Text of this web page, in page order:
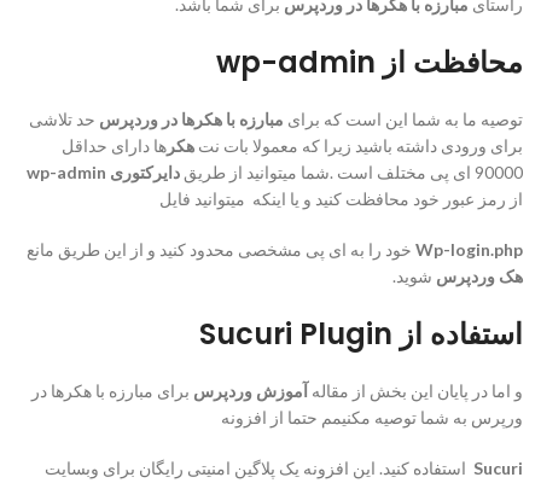
راستای مبارزه با هکرها در وردپرس برای شما باشد.
محافظت از wp-admin
توصیه ما به شما این است که برای مبارزه با هکرها در وردپرس حد تلاشی
برای ورودی داشته باشید زیرا که معمولا بات نت هکر ها دارای حداقل
90000 ای پی مختلف است .شما میتوانید از طریق
دایرکتوری wp-admin
از رمز عبور خود محافظت کنید و یا اینکه میتوانید فایل
Wp-login.php خود را به ای پی مشخصی محدود کنید و از این طریق مانع
هک وردپرس شوید.
استفاده از Sucuri Plugin
و اما در پایان این بخش از مقاله آموزش وردپرس برای مبارزه با هکرها در
ورپرس به شما توصیه مکنیمم حتما از افزونه
Sucuri استفاده کنید. این افزونه یک پلاگین امنیتی رایگان برای وبسایت